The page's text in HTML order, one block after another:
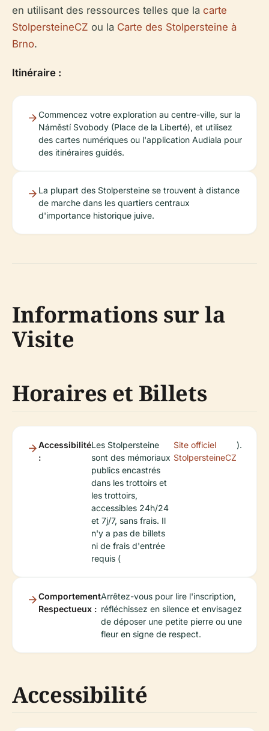
en utilisant des ressources telles que la carte
StolpersteineCZ ou la Carte des Stolpersteine à
Brno.
Itinéraire :
Commencez votre exploration au centre-ville, sur la
Náměstí Svobody (Place de la Liberté), et utilisez
des cartes numériques ou l'application Audiala pour
des itinéraires guidés.
La plupart des Stolpersteine se trouvent à distance
de marche dans les quartiers centraux
d'importance historique juive.
Informations sur la
Visite
Horaires et Billets
Accessibilité
:
Les Stolpersteine
sont des mémoriaux
publics encastrés
dans les trottoirs et
les trottoirs,
accessibles 24h/24
et 7j/7, sans frais. Il
n'y a pas de billets
ni de frais d'entrée
requis (
Site officiel
StolpersteineCZ
).
Comportement
Respectueux :
Arrêtez-vous pour lire l'inscription,
réfléchissez en silence et envisagez
de déposer une petite pierre ou une
fleur en signe de respect.
Accessibilité